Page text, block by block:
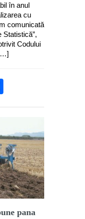
în anul
cu
comunicată
Statistică”,
Codului
pana